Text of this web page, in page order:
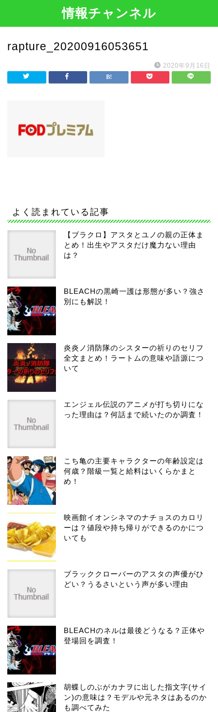
情報チャンネル
rapture_20200916053651
2020年9月16日
よく読まれている記事
【ブラクロ】アスタとユノの親の正体ま
とめ！出生やアスタだけ魔力ない理由
は？
BLEACHの黒崎一護は形態が多い？強さ
別にも解説！
炎炎ノ消防隊のシスターの祈りのセリフ
全文まとめ！ラートムの意味や語源につ
いて
エンジェル伝説のアニメが打ち切りにな
った理由は？何話まで続いたのか調査！
こち亀の主要キャラクターの年齢設定は
何歳？階級一覧と給料はいくらかまと
め！
映画館イオンシネマのナチョスのカロリ
ーは？値段や持ち帰りができるのかにつ
いても
ブラッククローバーのアスタの声優がひ
どい？うるさいという声が多い理由
BLEACHのネルは最後どうなる？正体や
登場回を調査！
胡蝶しのぶがカナヲに出した指文字(サイ
ン)の意味は？モデルや元ネタはあるのか
も調べてみた